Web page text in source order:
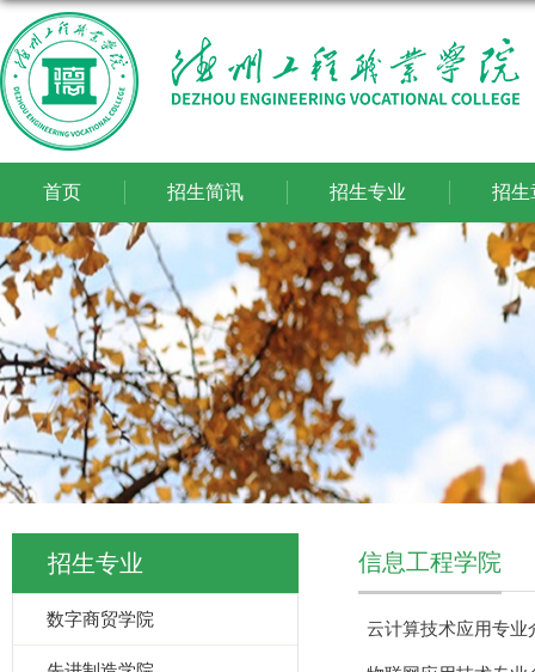
首页 招生简讯 招生专业 招生
招生专业
数字商贸学院
信息工程学院
云计算技术应用专业